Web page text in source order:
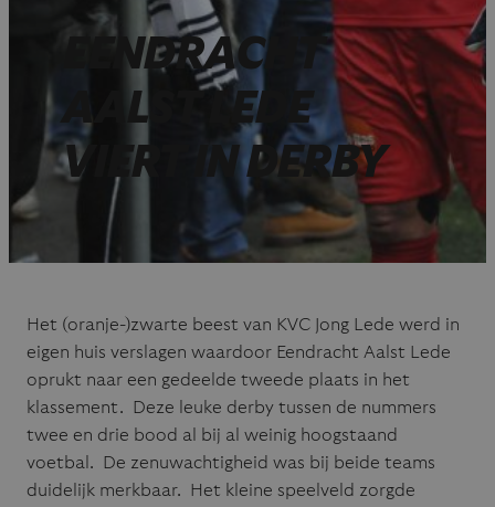
EENDRACHT
AALST LEDE
VIERT IN DERBY
Het (oranje-)zwarte beest van KVC Jong Lede werd in
eigen huis verslagen waardoor Eendracht Aalst Lede
oprukt naar een gedeelde tweede plaats in het
klassement. Deze leuke derby tussen de nummers
twee en drie bood al bij al weinig hoogstaand
voetbal. De zenuwachtigheid was bij beide teams
duidelijk merkbaar. Het kleine speelveld zorgde